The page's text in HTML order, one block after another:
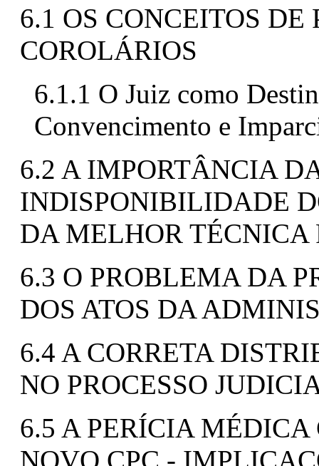
6.1 OS CONCEITOS
COROLÁRIOS
6.1.1 O Juiz como
Convencimento e
6.2 A IMPORTÂNCIA
INDISPONIBILIDADE
DA MELHOR TÉCNICA
6.3 O PROBLEMA DA
DOS ATOS DA
6.4 A CORRETA
NO PROCESSO
6.5 A PERÍCIA